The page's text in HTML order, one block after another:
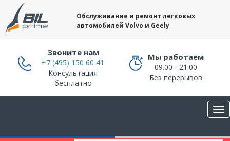
Обслуживание и ремонт легковых
автомобилей Volvo и Geely
Звоните нам
+7 (495) 150 60 41
Консультация
бесплатно
Мы работаем
09.00 - 21.00
Без перерывов